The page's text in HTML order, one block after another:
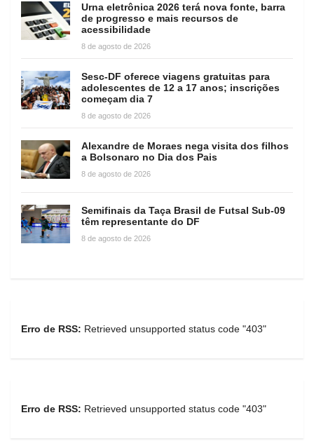
Urna eletrônica 2026 terá nova fonte, barra
de progresso e mais recursos de
acessibilidade
8 de agosto de 2026
Sesc-DF oferece viagens gratuitas para
adolescentes de 12 a 17 anos; inscrições
começam dia 7
8 de agosto de 2026
Alexandre de Moraes nega visita dos filhos
a Bolsonaro no Dia dos Pais
8 de agosto de 2026
Semifinais da Taça Brasil de Futsal Sub-09
têm representante do DF
8 de agosto de 2026
Erro de RSS: Retrieved unsupported status code "403"
Erro de RSS: Retrieved unsupported status code "403"